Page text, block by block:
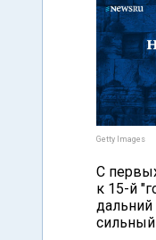
Getty Images
С
к 15-й
дальний
сильный